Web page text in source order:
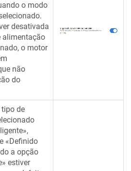
o modo
desativada
alimentação
o motor
não
do
tipo de
«Definido
a opção
estiver